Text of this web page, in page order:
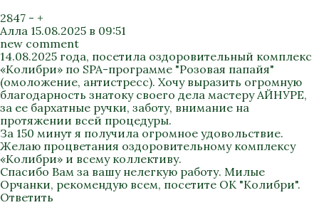
2847 - +
Алла 15.08.2025 в 09:51
new comment
14.08.2025 года, посетила оздоровительный комплекс
«Колибри» по SPA-программе "Розовая папайя"
(омоложение, антистресс). Хочу выразить огромную
благодарность знатоку своего дела мастеру АЙНУРЕ,
за ее бархатные ручки, заботу, внимание на
протяжении всей процедуры.
За 150 минут я получила огромное удовольствие.
Желаю процветания оздоровительному комплексу
«Колибри» и всему коллективу.
Спасибо Вам за вашу нелегкую работу. Милые
Орчанки, рекомендую всем, посетите ОК "Колибри".
Ответить